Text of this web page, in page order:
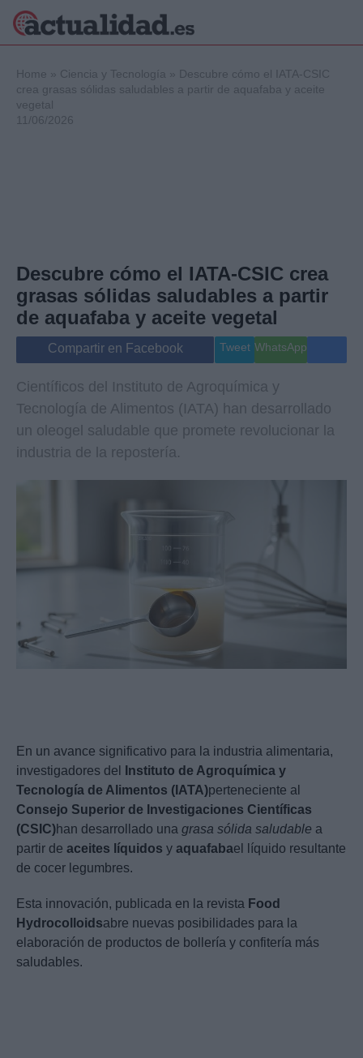
Viajes
Gente
Musica
Home » Ciencia y Tecnología » Descubre cómo el IATA-CSIC
crea grasas sólidas saludables a partir de aquafaba y aceite
vegetal
11/06/2026
Descubre cómo el IATA-CSIC crea
grasas sólidas saludables a partir
de aquafaba y aceite vegetal
Compartir en Facebook Tweet WhatsApp
Científicos del Instituto de Agroquímica y
Tecnología de Alimentos (IATA) han desarrollado
un oleogel saludable que promete revolucionar la
industria de la repostería.
En un avance significativo para la industria alimentaria,
investigadores del
Instituto de Agroquímica y
Tecnología de Alimentos (IATA)perteneciente al
Consejo Superior de Investigaciones Científicas
(CSIC)han desarrollado una grasa sólida saludable a
partir de aceites líquidos y aquafabael líquido resultante
de cocer legumbres.
Esta innovación, publicada en la revista Food
Hydrocolloidsabre nuevas posibilidades para la
elaboración de productos de bollería y confitería más
saludables.